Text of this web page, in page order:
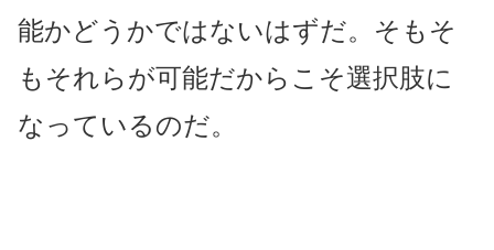
能かどうかではないはずだ。そもそ
もそれらが可能だからこそ選択肢に
なっているのだ。